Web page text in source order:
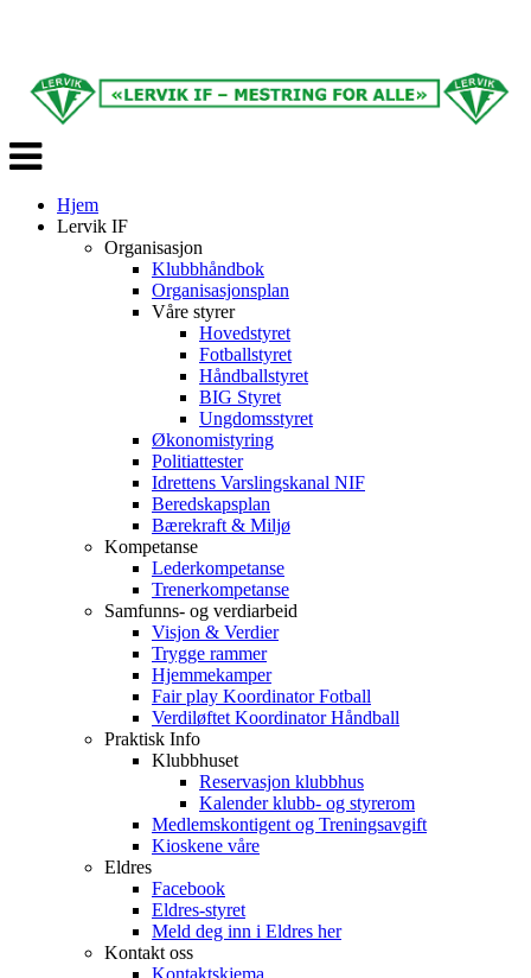
Veksle
navigasjon
Hjem
Lervik IF
Organisasjon
Klubbhåndbok
Organisasjonsplan
Våre styrer
Hovedstyret
Fotballstyret
Håndballstyret
BIG Styret
Ungdomsstyret
Økonomistyring
Politiattester
Idrettens Varslingskanal NIF
Beredskapsplan
Bærekraft & Miljø
Kompetanse
Lederkompetanse
Trenerkompetanse
Samfunns- og verdiarbeid
Visjon & Verdier
Trygge rammer
Hjemmekamper
Fair play Koordinator Fotball
Verdiløftet Koordinator Håndball
Praktisk Info
Klubbhuset
Reservasjon klubbhus
Kalender klubb- og styrerom
Medlemskontigent og Treningsavgift
Kioskene våre
Eldres
Facebook
Eldres-styret
Meld deg inn i Eldres her
Kontakt oss
Kontaktskjema